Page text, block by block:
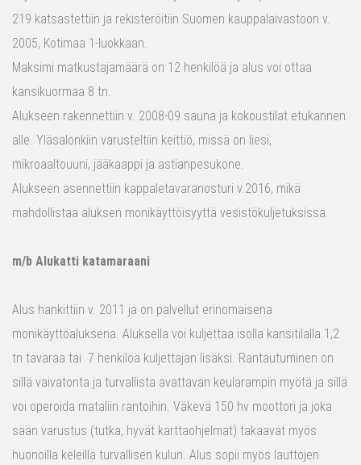
219 katsastettiin ja rekisteröitiin Suomen kauppalaivastoon v.
2005, Kotimaa 1-luokkaan.
Maksimi matkustajamäärä on 12 henkilöä ja alus voi ottaa
kansikuormaa 8 tn.
Alukseen rakennettiin v. 2008-09 sauna ja kokoustilat etukannen
alle. Yläsalonkiin varusteltiin keittiö, missä on liesi,
mikroaaltouuni, jääkaappi ja astianpesukone.
Alukseen asennettiin kappaletavaranosturi v.2016, mikä
mahdollistaa aluksen monikäyttöisyyttä vesistökuljetuksissa.
m/b Alukatti katamaraani
Alus hankittiin v. 2011 ja on palvellut erinomaisena
monikäyttöaluksena. Aluksella voi kuljettaa isolla kansitilalla 1,2
tn tavaraa tai 7 henkilöä kuljettajan lisäksi. Rantautuminen on
sillä vaivatonta ja turvallista avattavan keularampin myötä ja sillä
voi operoida mataliin rantoihin. Väkevä 150 hv moottori ja joka
sään varustus (tutka, hyvät karttaohjelmat) takaavat myös
huonoilla keleillä turvallisen kulun. Alus sopii myös lauttojen